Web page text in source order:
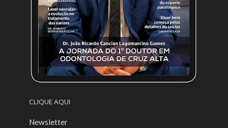
CLIQUE AQUI
Newsletter